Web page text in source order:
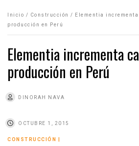
Inicio / Construcción /
Elementia
producción en Perú
Elementia incrementa
producción en Perú
DINORAH NAVA
OCTUBRE 1, 2015
CONSTRUCCIÓN